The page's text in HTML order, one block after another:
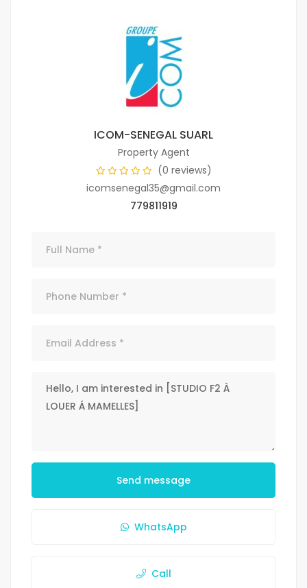
ICOM-SENEGAL SUARL
Property Agent
(0 reviews)
icomsenegal35@gmail.com
779811919
Send message
WhatsApp
Call